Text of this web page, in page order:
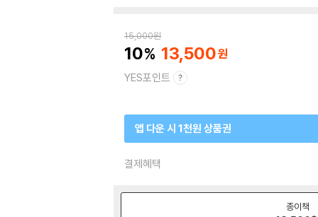
15,000원
10 13,500
YES포인트
앱 다운 시 1천원 상품권
결제혜택
종이책